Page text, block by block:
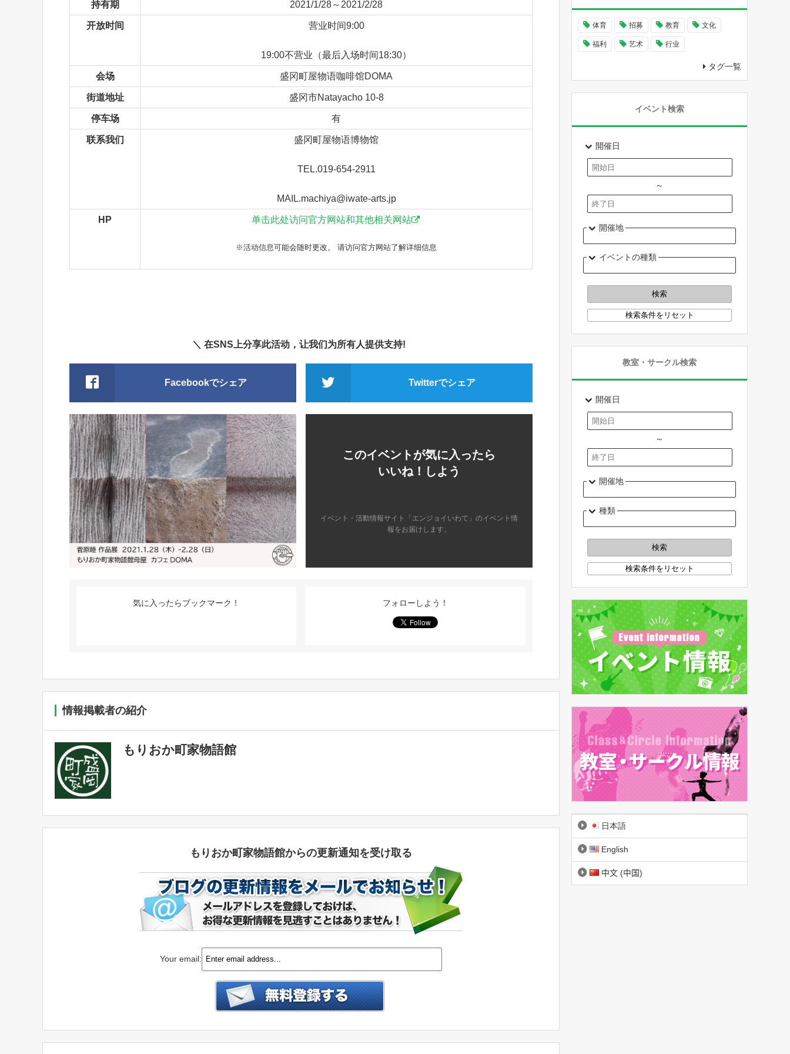
持有期 2021/1/28～2021/2/28
开放时间 营业时间9:00
19:00不营业（最后入场时间18:30）
会场 盛冈町屋物语咖啡馆DOMA
街道地址 盛冈市Natayacho 10-8
停车场 有
联系我们 盛冈町屋物语博物馆
TEL.019-654-2911
MAIL.machiya@iwate-arts.jp
HP 单击此处访问官方网站和其他相关网站
※活动信息可能会随时更改。 请访问官方网站了解详细信息
＼ 在SNS上分享此活动，让我们为所有人提供支持!
Facebookでシェア Twitterでシェア
このイベントが気に入ったら
いいね！しよう
イベント・活動情報サイト「エンジョイいわて」のイベント情
報をお届けします。
気に入ったらブックマーク！ フォローしよう！
情報掲載者の紹介
もりおか町家物語館
もりおか町家物語館からの更新通知を受け取る
Your email:
体育 招募 教育 文化
福利 艺术 行业
タグ一覧
イベント検索
開催日
～
開催地
イベントの種類
教室・サークル検索
開催日
～
開催地
種類
日本語
English
中文 (中国)